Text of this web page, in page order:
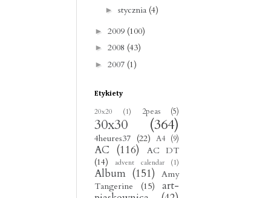
► stycznia (4)
► 2009 (100)
► 2008 (43)
► 2007 (1)
Etykiety
20x20 (1) 2peas (5)
30x30 (364)
4heures37 (22) A4 (9)
AC (116)
AC DT
(14)
advent calendar (1)
Album (151)
Amy
Tangerine
(15)
art-